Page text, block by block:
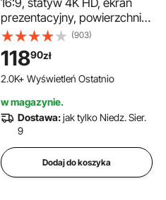
16:9, statyw 4K HD, ekran
prezentacyjny, powierzchnia
projekcyjna na ścianę,
160x95 cm, statyw o
regulowanej wysokości 200-
250 cm, idealny do kina
konferencyjnych, wesel
(903)
11890zł
2.0K+ Wyświetleń Ostatnio
w magazynie.
Dostawa:jak tylko Niedz. Sier.
9
Dodaj do koszyka